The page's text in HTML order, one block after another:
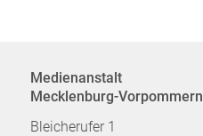
Medienanstalt
Mecklenburg-Vorpommern
Bleicherufer 1